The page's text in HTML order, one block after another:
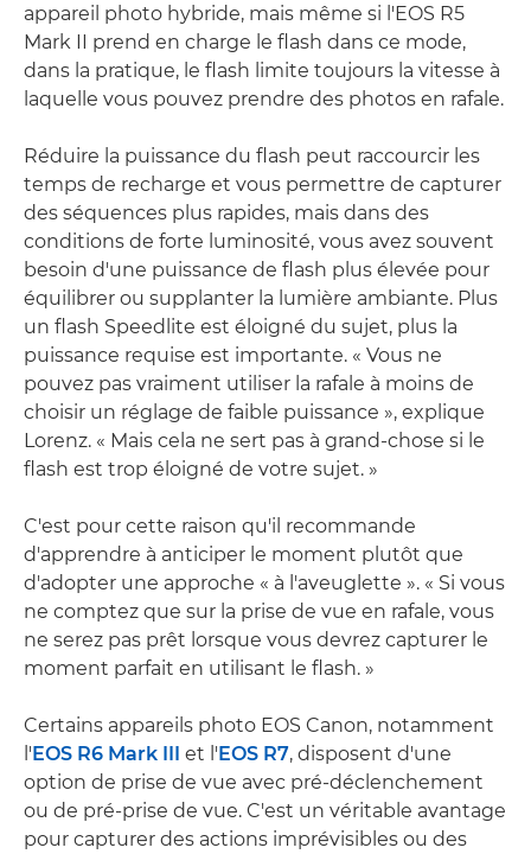
appareil photo hybride, mais même si l'EOS R5
Mark II prend en charge le flash dans ce mode,
dans la pratique, le flash limite toujours la vitesse à
laquelle vous pouvez prendre des photos en rafale.
Réduire la puissance du flash peut raccourcir les
temps de recharge et vous permettre de capturer
des séquences plus rapides, mais dans des
conditions de forte luminosité, vous avez souvent
besoin d'une puissance de flash plus élevée pour
équilibrer ou supplanter la lumière ambiante. Plus
un flash Speedlite est éloigné du sujet, plus la
puissance requise est importante. « Vous ne
pouvez pas vraiment utiliser la rafale à moins de
choisir un réglage de faible puissance », explique
Lorenz. « Mais cela ne sert pas à grand-chose si le
flash est trop éloigné de votre sujet. »
C'est pour cette raison qu'il recommande
d'apprendre à anticiper le moment plutôt que
d'adopter une approche « à l'aveuglette ». « Si vous
ne comptez que sur la prise de vue en rafale, vous
ne serez pas prêt lorsque vous devrez capturer le
moment parfait en utilisant le flash. »
Certains appareils photo EOS Canon, notamment
l'EOS R6 Mark III et l'EOS R7, disposent d'une
option de prise de vue avec pré-déclenchement
ou de pré-prise de vue. C'est un véritable avantage
pour capturer des actions imprévisibles ou des